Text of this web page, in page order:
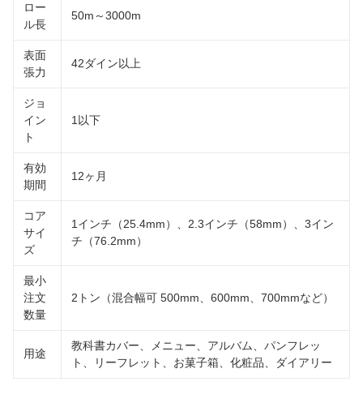
ロー
ル長
50m～3000m
表面
張力
42ダイン以上
ジョ
イン
ト
1以下
有効
期間
12ヶ月
コア
サイ
ズ
1インチ（25.4mm）、2.3インチ（58mm）、3イン
チ（76.2mm）
最小
注文
数量
2トン（混合幅可 500mm、600mm、700mmなど）
用途
教科書カバー、メニュー、アルバム、パンフレッ
ト、リーフレット、お菓子箱、化粧品、ダイアリー